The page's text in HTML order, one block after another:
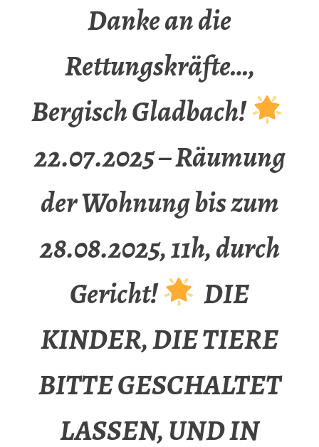
Danke an die
Rettungskräfte…,
Bergisch Gladbach!
22.07.2025 – Räumung
der Wohnung bis zum
28.08.2025, 11h, durch
Gericht!
DIE
KINDER, DIE TIERE
BITTE GESCHALTET
LASSEN, UND IN